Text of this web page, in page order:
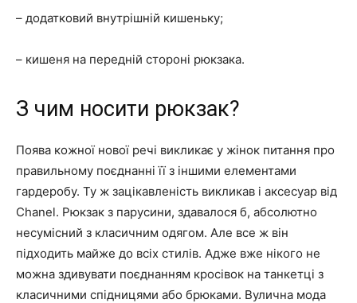
– додатковий внутрішній кишеньку;
– кишеня на передній стороні рюкзака.
З чим носити рюкзак?
Поява кожної нової речі викликає у жінок питання про
правильному поєднанні її з іншими елементами
гардеробу. Ту ж зацікавленість викликав і аксесуар від
Chanel. Рюкзак з парусини, здавалося б, абсолютно
несумісний з класичним одягом. Але все ж він
підходить майже до всіх стилів. Адже вже нікого не
можна здивувати поєднанням кросівок на танкетці з
класичними спідницями або брюками. Вулична мода